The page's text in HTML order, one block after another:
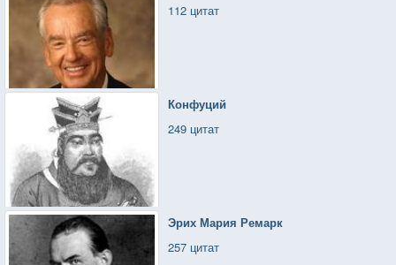
112 цитат
Конфуций
249 цитат
Эрих Мария Ремарк
257 цитат